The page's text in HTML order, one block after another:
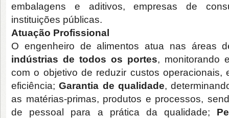
embalagens e aditivos, empresas de
instituições públicas.
Atuação Profissional
O engenheiro de alimentos atua nas áreas
indústrias de todos os portes, monitorando
com o objetivo de reduzir custos operacionais,
eficiência;Garantia de qualidade,
as matérias-primas, produtos e processos,
de pessoal para a prática da qualidade;